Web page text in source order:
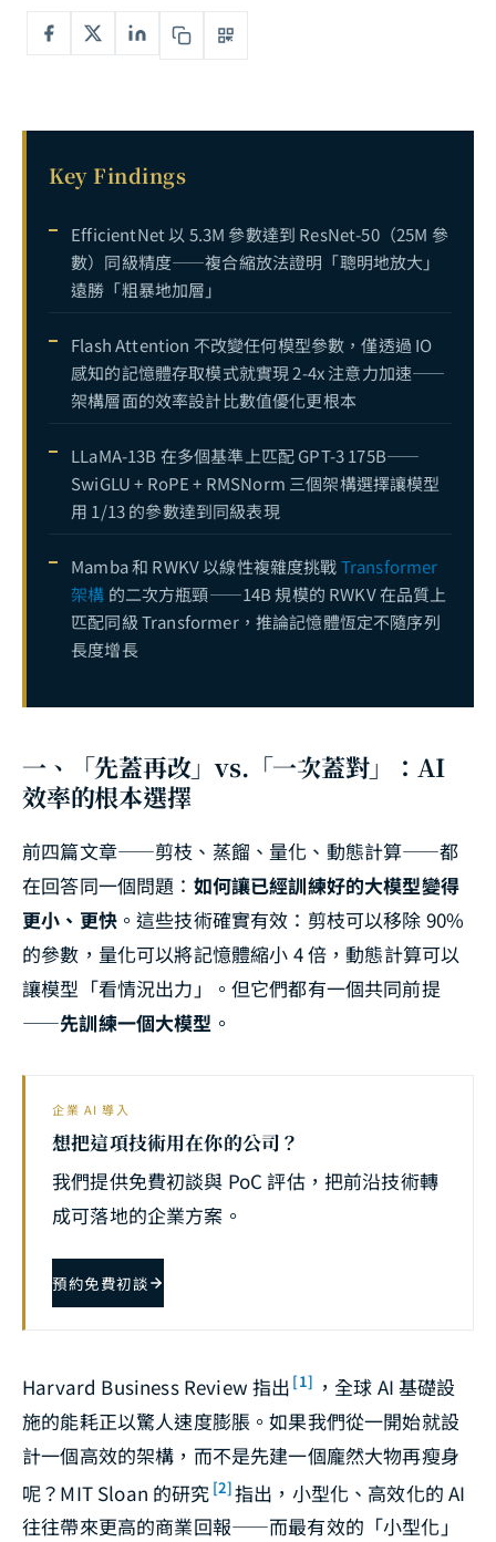
Key Findings
EfficientNet 以 5.3M 參數達到 ResNet-50（25M 參
數）同級精度——複合縮放法證明「聰明地放大」
遠勝「粗暴地加層」
Flash Attention 不改變任何模型參數，僅透過 IO
感知的記憶體存取模式就實現 2-4x 注意力加速——
架構層面的效率設計比數值優化更根本
LLaMA-13B 在多個基準上匹配 GPT-3 175B——
SwiGLU + RoPE + RMSNorm 三個架構選擇讓模型
用 1/13 的參數達到同級表現
Mamba 和 RWKV 以線性複雜度挑戰Transformer
架構 的二次方瓶頸——14B 規模的 RWKV 在品質上
匹配同級 Transformer，推論記憶體恆定不隨序列
長度增長
一、「先蓋再改」vs.「一次蓋對」：AI
效率的根本選擇
前四篇文章——剪枝、蒸餾、量化、動態計算——都
在回答同一個問題： 如何讓已經訓練好的大模型變得
更小、更快。這些技術確實有效：剪枝可以移除 90%
的參數，量化可以將記憶體縮小 4 倍，動態計算可以
讓模型「看情況出力」。但它們都有一個共同前提
——先訓練一個大模型 。
企業 AI 導入
想把這項技術用在你的公司？
我們提供免費初談與 PoC 評估，把前沿技術轉
成可落地的企業方案。
預約免費初談
Harvard Business Review 指出 [1] ，全球 AI 基礎設
施的能耗正以驚人速度膨脹。如果我們從一開始就設
計一個高效的架構，而不是先建一個龐然大物再瘦身
呢？MIT Sloan 的研究 [2]指出，小型化、高效化的 AI
往往帶來更高的商業回報——而最有效的「小型化」